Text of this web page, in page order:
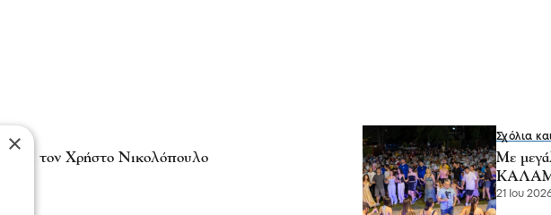
τον Χρήστο Νικολόπουλο
Σχόλια
Με
21 Ιου
×